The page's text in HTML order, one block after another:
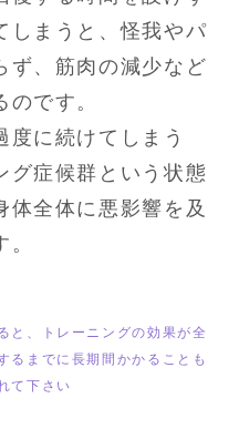
しまうと、怪我やパ
ず、筋肉の減少など
です。
度に続けてしまう
グ症候群という状態
体全体に悪影響を及
と、トレーニングの効果が全
るまでに長期間かかることも
て下さい